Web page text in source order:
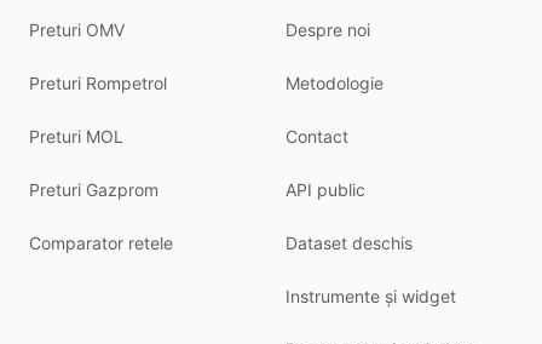
Preturi OMV
Preturi Rompetrol
Preturi MOL
Preturi Gazprom
Comparator retele
Despre noi
Metodologie
Contact
API public
Dataset deschis
Instrumente și widget